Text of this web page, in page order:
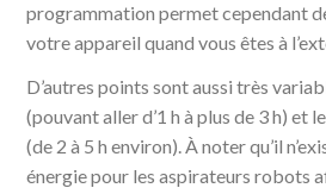
programmation permet cependant
votre appareil quand vous êtes à
D’autres points sont aussi très
(pouvant aller d’1 h à plus de 3 h) et
(de 2 à 5 h environ). À noter qu’il
énergie pour les aspirateurs robots